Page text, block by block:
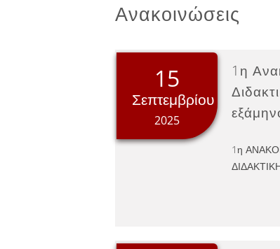
Ανακοινώσεις
15
Σεπτεμβρίου
2025
1η
1η